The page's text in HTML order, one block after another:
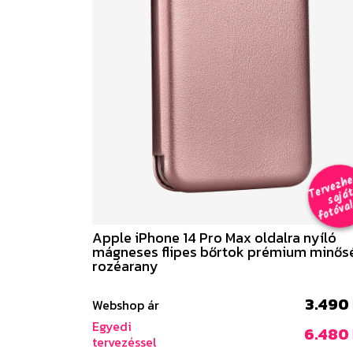
T
t
al
Apple iPhone 14 Pro Max oldalra nyíló
mágneses flipes bőrtok prémium
rozéarany
Webshop ár 3.490
Egyedi
tervezéssel
6.480